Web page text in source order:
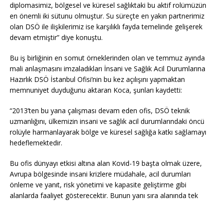
diplomasimiz, bölgesel ve küresel sağlıktaki bu aktif rolümüzün
en önemli iki sütunu olmuştur. Su süreçte en yakın partnerimiz
olan DSÖ ile ilişkilerimiz ise karşılıklı fayda temelinde gelişerek
devam etmiştir” diye konuştu.
Bu iş birliğinin en somut örneklerinden olan ve temmuz ayında
mali anlaşmasını imzaladıkları İnsani ve Sağlık Acil Durumlarına
Hazırlık DSÖ İstanbul Ofisi’nin bu kez açılışını yapmaktan
memnuniyet duyduğunu aktaran Koca, şunları kaydetti:
“2013’ten bu yana çalışması devam eden ofis, DSÖ teknik
uzmanlığını, ülkemizin insani ve sağlık acil durumlarındaki öncü
rolüyle harmanlayarak bölge ve küresel sağlığa katkı sağlamayı
hedeflemektedir.
Bu ofis dünyayı etkisi altına alan Kovid-19 başta olmak üzere,
Avrupa bölgesinde insani krizlere müdahale, acil durumları
önleme ve yanıt, risk yönetimi ve kapasite geliştirme gibi
alanlarda faaliyet gösterecektir. Bunun yanı sıra alanında tek